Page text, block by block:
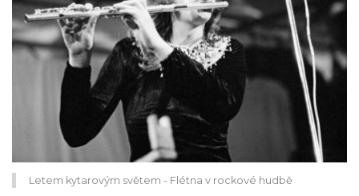
Letem kytarovým světem - Flétna v rockové hudbě